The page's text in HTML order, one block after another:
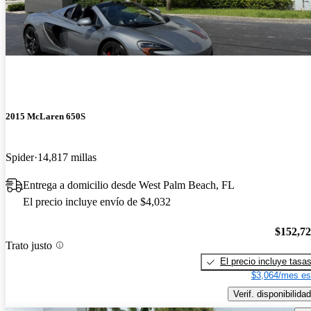
2015 McLaren 650S
Spider 14,817 millas
Entrega a domicilio desde West Palm Beach, FL
El precio incluye envío de $4,032
Trato justo
El precio incluye tasas
$3,064/mes
Verif. disponibilidad